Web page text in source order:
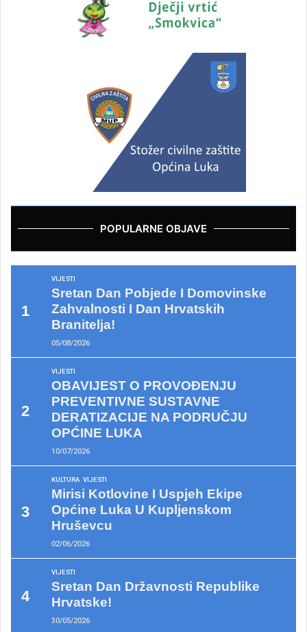
POPULARNE OBJAVE
VIJESTI
Sretan Dan Pobjede I Domovinske
Zahvalnosti I Dan Hrvatskih
Branitelja!
05/08/2026
VIJESTI
OBAVIJEST O PROVOĐENJU
PREVENTIVNE SUSTAVNE
DERATIZACIJE NA PODRUČJU
OPĆINE LUKA
10/07/2026
KULTURA VIJESTI
Mirisi Kotlovine I Uspjeh Ekipe
Općine Luka U Kupljenskom
Hruševcu
02/06/2026
VIJESTI
Sretan Dan Državnosti Republike
Hrvatske!
30/05/2026